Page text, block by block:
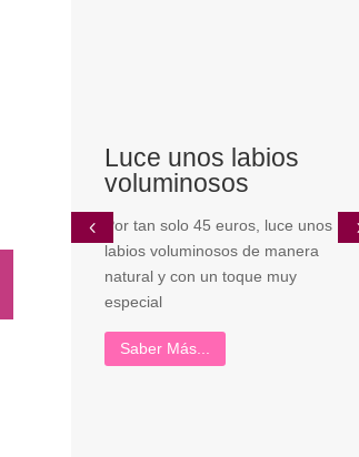
Luce unos labios
voluminosos
Por tan solo 45 euros, luce unos
labios voluminosos de manera
natural y con un toque muy
especial
Saber Más...